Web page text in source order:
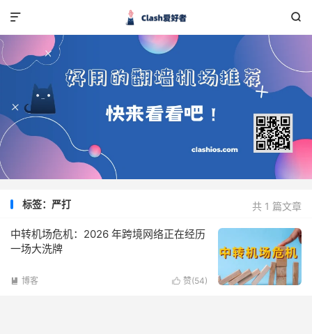


共 1 篇文章
标签：严打
中转机场危机：2026 年跨境网络正在经历
一场大洗牌
 赞(54)
 博客